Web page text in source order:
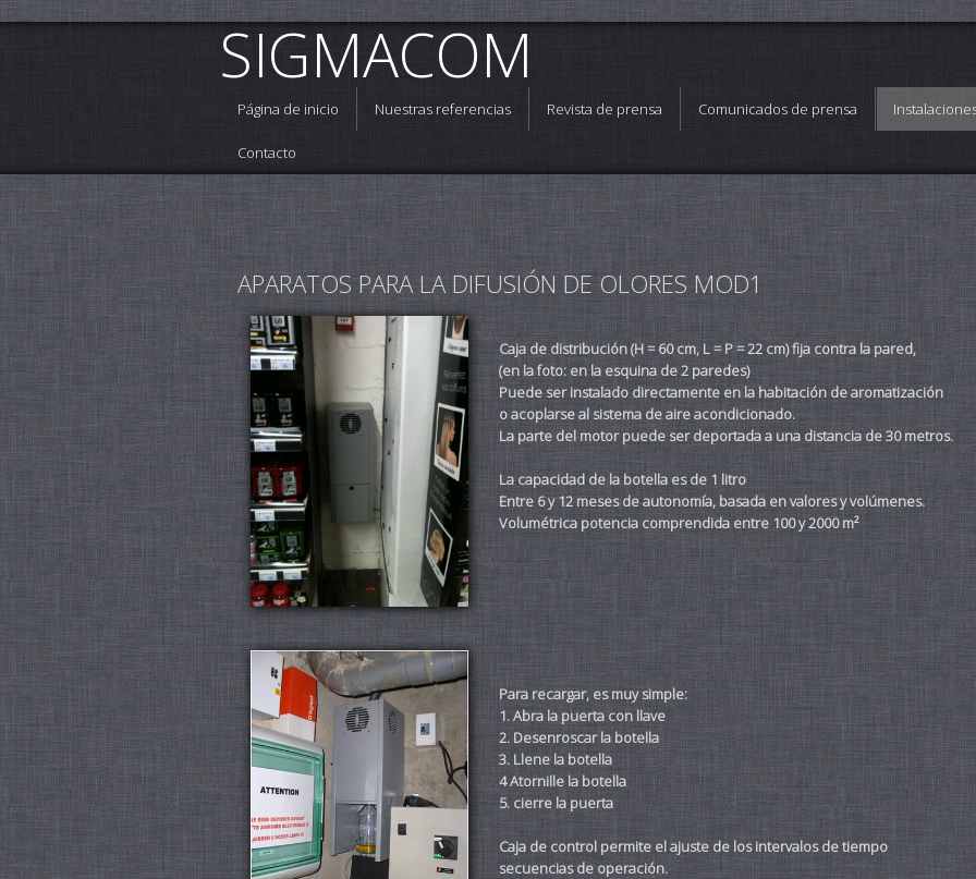
SIGMACOM
Página de inicio Nuestras referencias Revista de prensa Comunicados de prensa
Contacto
APARATOS PARA LA DIFUSIÓN DE OLORES MOD1
Caja de distribución (H = 60 cm, L = P = 22 cm) fija contra la pared,
(en la foto: en la esquina de 2 paredes)
Puede ser instalado directamente en la habitación de aromatización
o acoplarse al sistema de aire acondicionado.
La parte del motor puede ser deportada a una distancia de 30 metros.
La capacidad de la botella es de 1 litro
Entre 6 y 12 meses de autonomía, basada en valores y volúmenes.
Volumétrica potencia comprendida entre 100 y 2000 m²
Para recargar, es muy simple:
1. Abra la puerta con llave
2. Desenroscar la botella
3. Llene la botella
4 Atornille la botella
5. cierre la puerta
Caja de control permite el ajuste de los
secuencias de operación.